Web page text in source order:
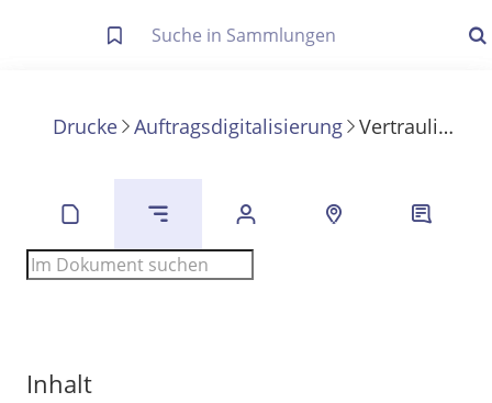
Die letzte Trefferliste besteht aus Ihrer letzten Suche, samt
Anzeigen
Zuletzt gesucht
Drucke Auftragsdigitalisierung Vertrauliche Briefe aus dem Zollparlament
Inhalt